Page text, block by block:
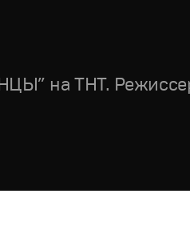
на ТНТ.